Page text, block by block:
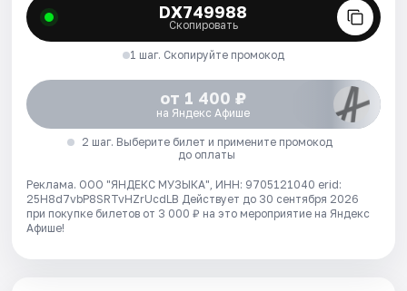
DX749988
Скопировать
1 шаг. Скопируйте промокод
от 1 400 ₽
на Яндекс Афише
2 шаг. Выберите билет и примените промокод
до оплаты
Реклама. ООО "ЯНДЕКС МУЗЫКА", ИНН: 9705121040 erid:
25H8d7vbP8SRTvHZrUcdLB Действует до 30 сентября 2026
при покупке билетов от 3 000 ₽ на это мероприятие на Яндекс
Афише!